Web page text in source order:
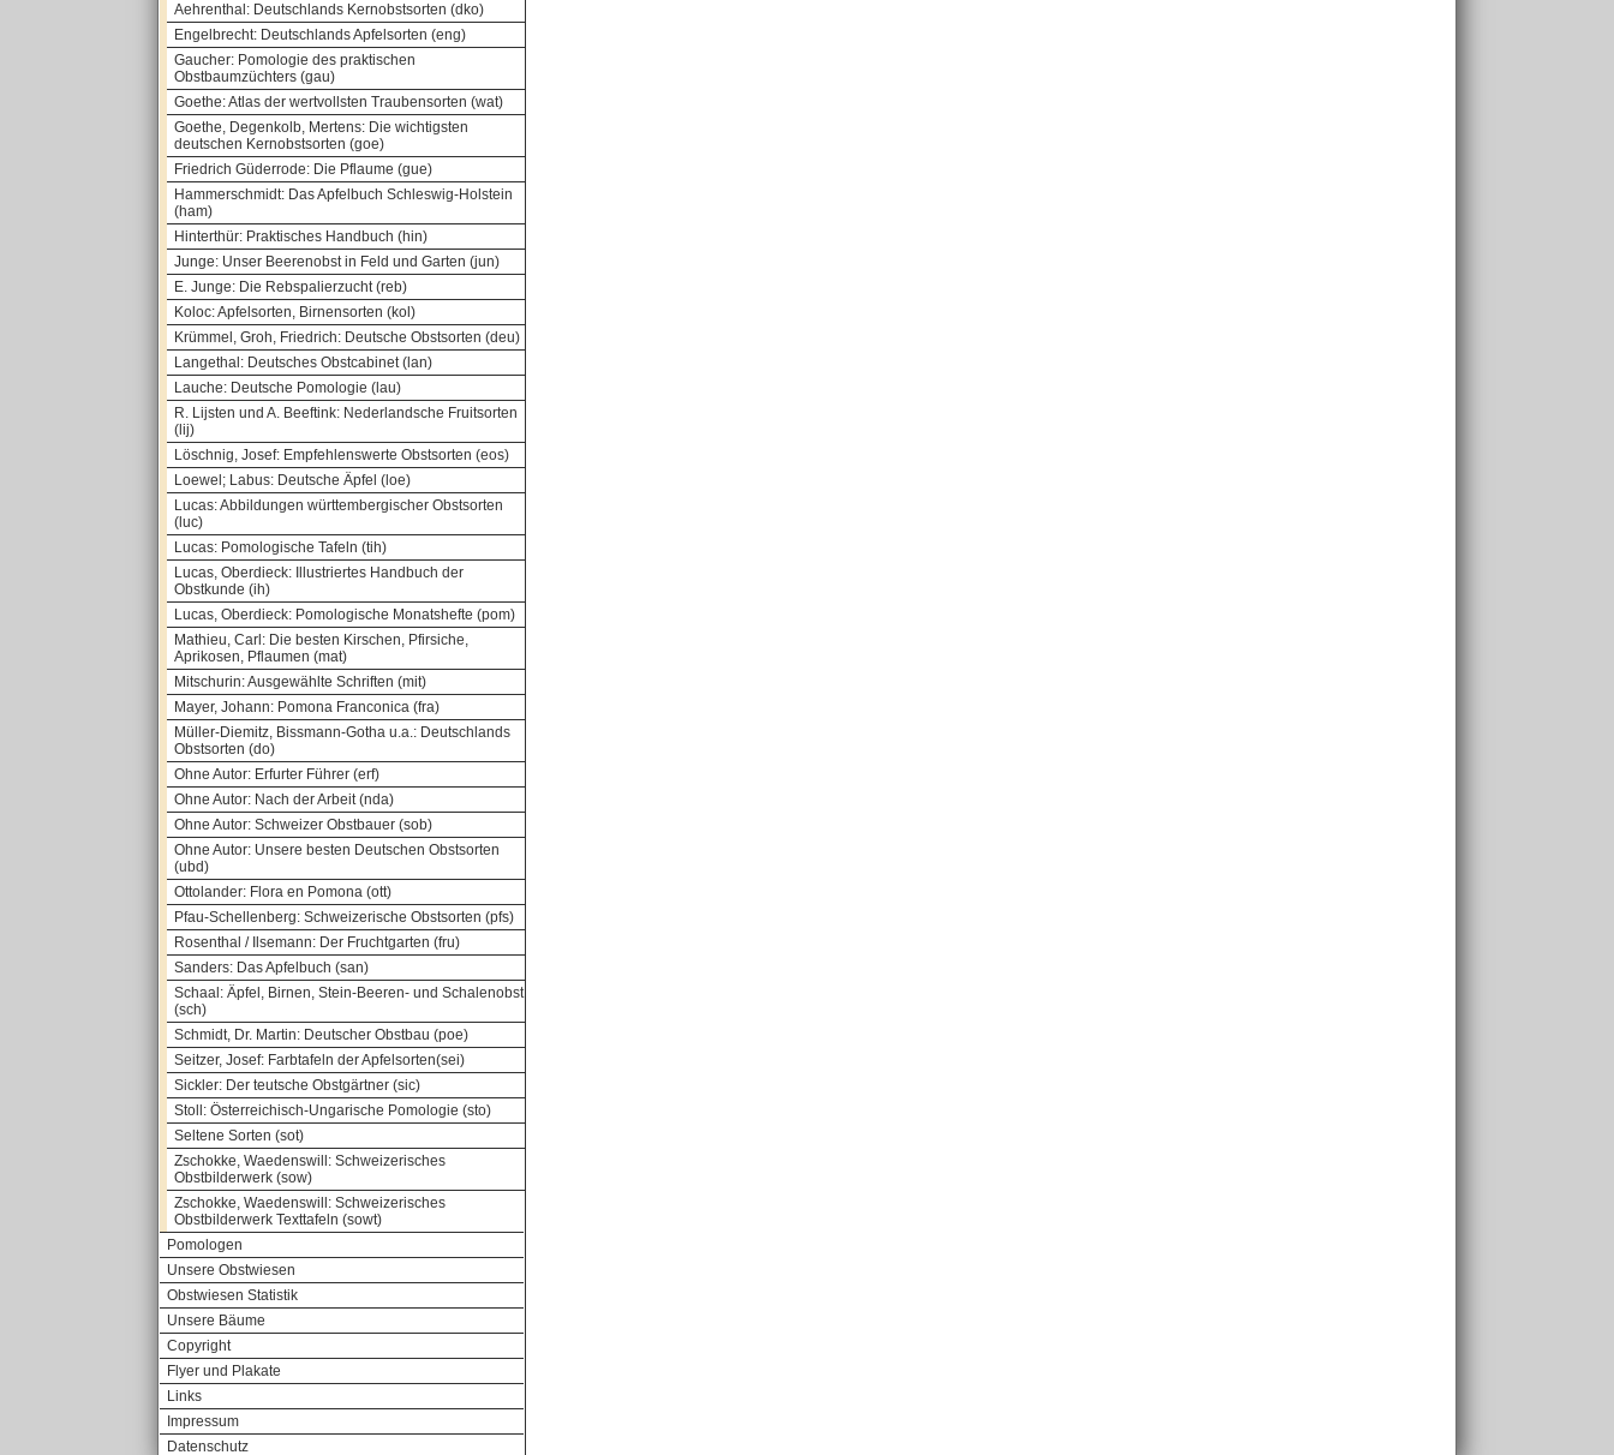
Aehrenthal: Deutschlands Kernobstsorten (dko)
Engelbrecht: Deutschlands Apfelsorten (eng)
Gaucher: Pomologie des praktischen
Obstbaumzüchters (gau)
Goethe: Atlas der wertvollsten Traubensorten (wat)
Goethe, Degenkolb, Mertens: Die wichtigsten
deutschen Kernobstsorten (goe)
Friedrich Güderrode: Die Pflaume (gue)
Hammerschmidt: Das Apfelbuch Schleswig-Holstein
(ham)
Hinterthür: Praktisches Handbuch (hin)
Junge: Unser Beerenobst in Feld und Garten (jun)
E. Junge: Die Rebspalierzucht (reb)
Koloc: Apfelsorten, Birnensorten (kol)
Krümmel, Groh, Friedrich: Deutsche Obstsorten (deu)
Langethal: Deutsches Obstcabinet (lan)
Lauche: Deutsche Pomologie (lau)
R. Lijsten und A. Beeftink: Nederlandsche Fruitsorten
(lij)
Löschnig, Josef: Empfehlenswerte Obstsorten (eos)
Loewel; Labus: Deutsche Äpfel (loe)
Lucas: Abbildungen württembergischer Obstsorten
(luc)
Lucas: Pomologische Tafeln (tih)
Lucas, Oberdieck: Illustriertes Handbuch der
Obstkunde (ih)
Lucas, Oberdieck: Pomologische Monatshefte (pom)
Mathieu, Carl: Die besten Kirschen, Pfirsiche,
Aprikosen, Pflaumen (mat)
Mitschurin: Ausgewählte Schriften (mit)
Mayer, Johann: Pomona Franconica (fra)
Müller-Diemitz, Bissmann-Gotha u.a.: Deutschlands
Obstsorten (do)
Ohne Autor: Erfurter Führer (erf)
Ohne Autor: Nach der Arbeit (nda)
Ohne Autor: Schweizer Obstbauer (sob)
Ohne Autor: Unsere besten Deutschen Obstsorten
(ubd)
Ottolander: Flora en Pomona (ott)
Pfau-Schellenberg: Schweizerische Obstsorten (pfs)
Rosenthal / Ilsemann: Der Fruchtgarten (fru)
Sanders: Das Apfelbuch (san)
Schaal: Äpfel, Birnen, Stein-Beeren- und Schalenobst
(sch)
Schmidt, Dr. Martin: Deutscher Obstbau (poe)
Seitzer, Josef: Farbtafeln der Apfelsorten(sei)
Sickler: Der teutsche Obstgärtner (sic)
Stoll: Österreichisch-Ungarische Pomologie (sto)
Seltene Sorten (sot)
Zschokke, Waedenswill: Schweizerisches
Obstbilderwerk (sow)
Zschokke, Waedenswill: Schweizerisches
Obstbilderwerk Texttafeln (sowt)
Pomologen
Unsere Obstwiesen
Obstwiesen Statistik
Unsere Bäume
Copyright
Flyer und Plakate
Links
Impressum
Datenschutz